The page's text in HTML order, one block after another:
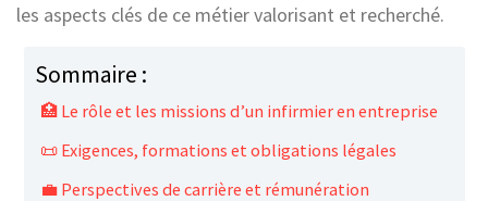
les aspects clés de ce métier valorisant et recherché.
Sommaire :
🏥 Le rôle et les missions d’un infirmier en entreprise
📜 Exigences, formations et obligations légales
💼 Perspectives de carrière et rémunération